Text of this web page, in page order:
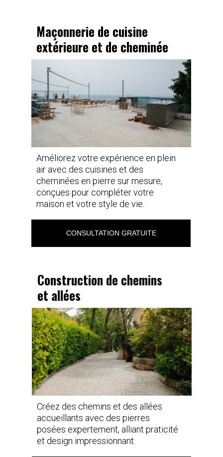
Construction de chemins
et allées
Créez des chemins et des allées
accueillants avec des pierres
posées expertement, alliant praticité
et design impressionnant.
Maçonnerie de cuisine
extérieure et de cheminée
CONSULTATION GRATUITE
Améliorez votre expérience en plein
air avec des cuisines et des
cheminées en pierre sur mesure,
conçues pour compléter votre
maison et votre style de vie.